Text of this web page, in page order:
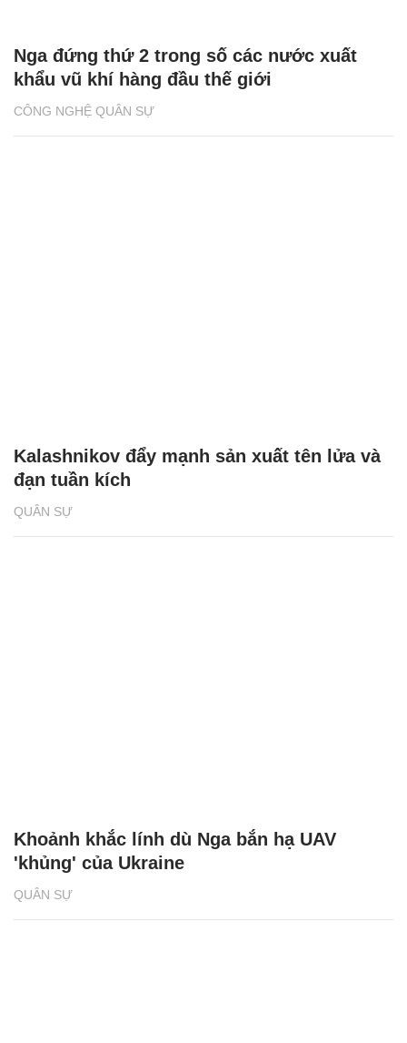
CÔNG NGHỆ QUÂN SỰ
Nga đứng thứ 2 trong số các nước xuất
khẩu vũ khí hàng đầu thế giới
QUÂN SỰ
Kalashnikov đẩy mạnh sản xuất tên lửa và
đạn tuần kích
QUÂN SỰ
Khoảnh khắc lính dù Nga bắn hạ UAV
'khủng' của Ukraine